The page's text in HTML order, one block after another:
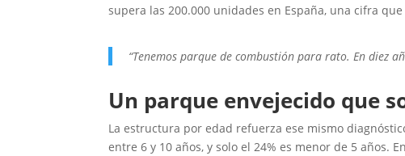
supera las 200.000 unidades en España, una cifra
“Tenemos parque de combustión para rato. En diez
Un parque envejecido que
La estructura por edad refuerza ese mismo
entre 6 y 10 años, y solo el 24% es menor de 5 años.